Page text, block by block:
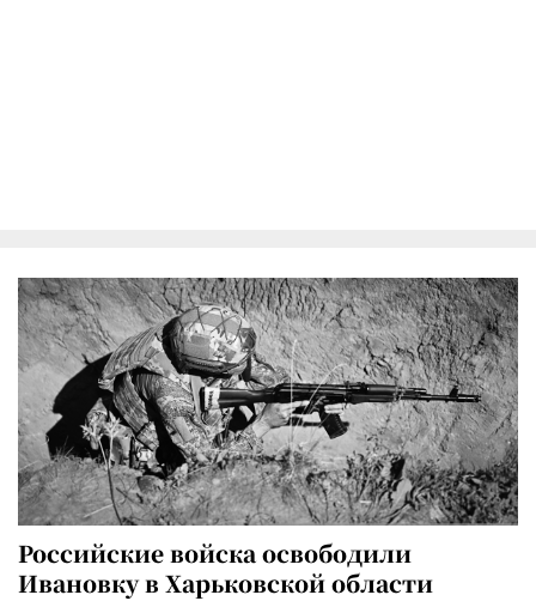
Российские войска освободили
Ивановку в Харьковской области